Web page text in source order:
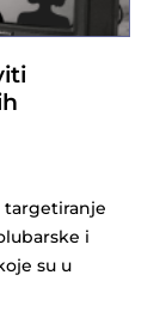
targetiranje
i
su u